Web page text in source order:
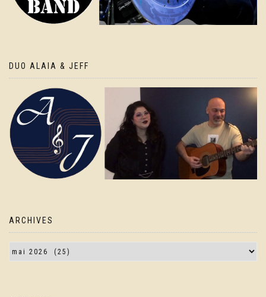
DUO ALAIA & JEFF
ARCHIVES